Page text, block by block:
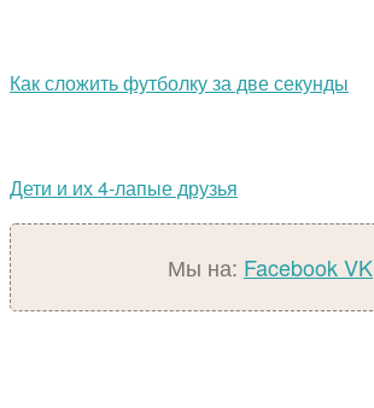
Как сложить футболку за две секунды
Дети и их 4-лапые друзья
Мы на: FacebookVK